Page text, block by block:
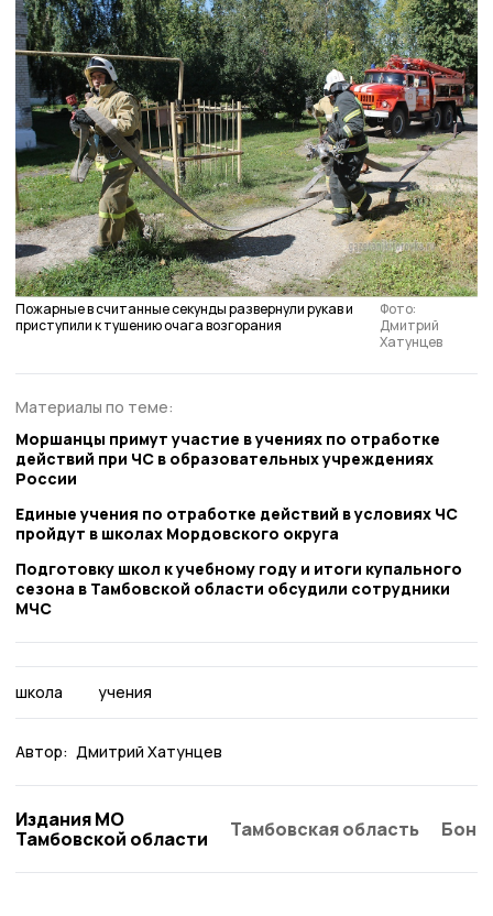
Пожарные в считанные секунды развернули рукав и
приступили к тушению очага возгорания
Фото:
Дмитрий
Хатунцев
Материалы по теме:
Моршанцы примут участие в учениях по отработке
действий при ЧС в образовательных учреждениях
России
Единые учения по отработке действий в условиях ЧС
пройдут в школах Мордовского округа
Подготовку школ к учебному году и итоги купального
сезона в Тамбовской области обсудили сотрудники
МЧС
школа учения
Автор: Дмитрий Хатунцев
Издания МО
Тамбовской области
Тамбовская область